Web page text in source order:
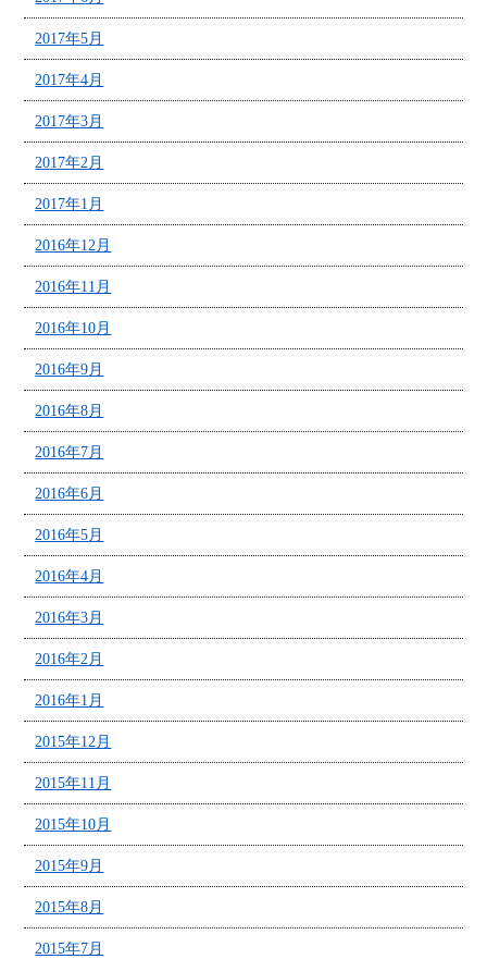
2017年5月
2017年4月
2017年3月
2017年2月
2017年1月
2016年12月
2016年11月
2016年10月
2016年9月
2016年8月
2016年7月
2016年6月
2016年5月
2016年4月
2016年3月
2016年2月
2016年1月
2015年12月
2015年11月
2015年10月
2015年9月
2015年8月
2015年7月